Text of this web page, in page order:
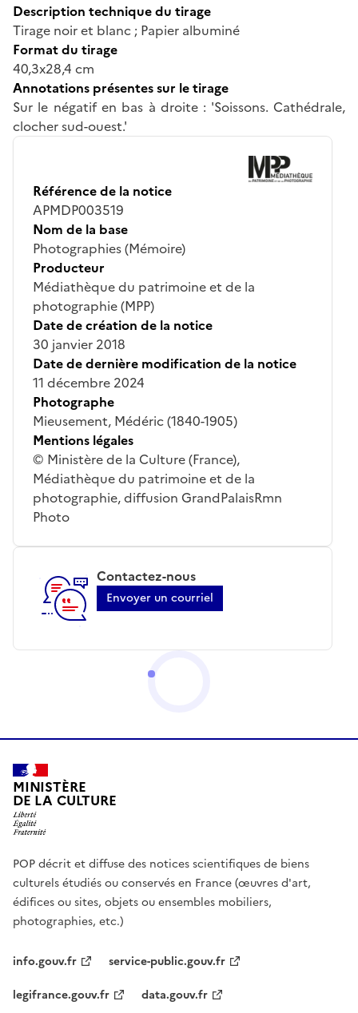
Description technique du tirage
Tirage noir et blanc ; Papier albuminé
Format du tirage
40,3x28,4 cm
Annotations présentes sur le tirage
Sur le négatif en bas à droite : 'Soissons. Cathédrale,
clocher sud-ouest.'
Référence de la notice
APMDP003519
Nom de la base
Photographies (Mémoire)
Producteur
Médiathèque du patrimoine et de la
photographie (MPP)
Date de création de la notice
30 janvier 2018
Date de dernière modification de la notice
11 décembre 2024
Photographe
Mieusement, Médéric (1840-1905)
Mentions légales
© Ministère de la Culture (France),
Médiathèque du patrimoine et de la
photographie, diffusion GrandPalaisRmn
Photo
Contactez-nous
Envoyer un courriel
MINISTÈRE
DE LA CULTURE
POP décrit et diffuse des notices scientifiques de biens
culturels étudiés ou conservés en France (œuvres d'art,
édifices ou sites, objets ou ensembles mobiliers,
photographies, etc.)
info.gouv.fr
service-public.gouv.fr
legifrance.gouv.fr
data.gouv.fr